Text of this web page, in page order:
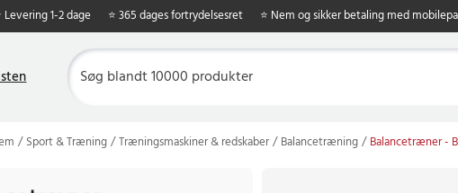
Levering 1-2 dage ⭐ 365 dages fortrydelsesret ⭐ Nem og sikker betaling med
Sport & Træning Træningsmaskiner & redskaber Balancetræning Balancetræner -